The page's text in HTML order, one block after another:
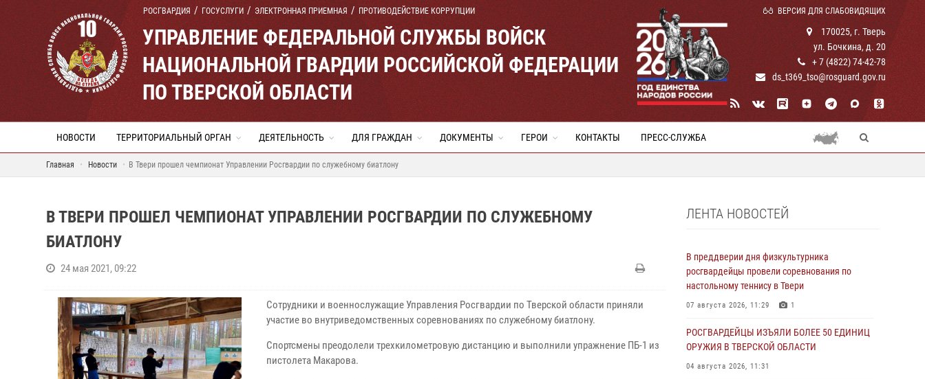
РОСГВАРДИЯ ГОСУСЛУГИ ЭЛЕКТРОННАЯ ПРИЕМНАЯ ПРОТИВОДЕЙСТВИЕ КОРРУПЦИИ ВЕРСИЯ ДЛЯ СЛАБОВИДЯЩИХ
УПРАВЛЕНИЕ ФЕДЕРАЛЬНОЙ СЛУЖБЫ ВОЙСК
НАЦИОНАЛЬНОЙ ГВАРДИИ РОССИЙСКОЙ ФЕДЕРАЦИИ
ПО ТВЕРСКОЙ ОБЛАСТИ
170025, г. Тверь
ул. Бочкина, д. 20
+ 7 (4822) 74-42-78
ds_t369_tso@rosguard.gov.ru
НОВОСТИ ТЕРРИТОРИАЛЬНЫЙ ОРГАН ДЕЯТЕЛЬНОСТЬ ДЛЯ ГРАЖДАН ДОКУМЕНТЫ ГЕРОИ КОНТАКТЫ ПРЕСС-СЛУЖБА
Главная Новости В Твери прошел чемпионат Управлении Росгвардии по служебному биатлону
В ТВЕРИ ПРОШЕЛ ЧЕМПИОНАТ УПРАВЛЕНИИ РОСГВАРДИИ ПО СЛУЖЕБНОМУ
БИАТЛОНУ
24 мая 2021, 09:22
Сотрудники и военнослужащие Управления Росгвардии по Тверской области приняли
участие во внутриведомственных соревнованиях по служебному биатлону.
Спортсмены преодолели трехкилометровую дистанцию и выполнили упражнение ПБ-1 из
пистолета Макарова.
ЛЕНТА НОВОСТЕЙ
В преддверии дня физкультурника
росгвардейцы провели соревнования по
настольному теннису в Твери
07 августа 2026, 11:29 1
РОСГВАРДЕЙЦЫ ИЗЪЯЛИ БОЛЕЕ 50 ЕДИНИЦ
ОРУЖИЯ В ТВЕРСКОЙ ОБЛАСТИ
04 августа 2026, 11:31